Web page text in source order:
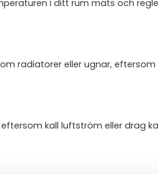
i ditt rum mäts och
radiatorer eller ugnar,
kall luftström eller drag